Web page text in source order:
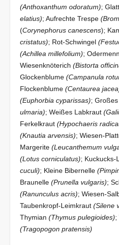
(Anthoxanthum odoratum);
elatius); Aufrechte Trespe
(Corynephorus canescens);
cristatus); Rot-Schwingel
(Achillea millefolium);
Wiesenknöterich(Bistorta
Glockenblume(Campanula
Flockenblume(Centaurea
(Euphorbia cyparissas);
ulmaria); Weißes Labkraut
Ferkelkraut(Hypochaeris
(Knautia arvensis); Wiesen-
Margerite(Leucanthemum
(Lotus corniculatus);
cuculi); Kleine Bibernelle
Braunelle(Prunella vulgaris);
(Ranunculus acris); Wiesen-
Taubenkropf-Leimkraut(Silene
Thymian(Thymus pulegioides);
(Tragopogon pratensis)